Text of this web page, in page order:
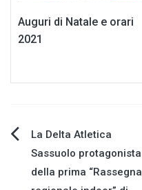
Auguri di Natale e orari
2021
Navigazione
articoli
La Delta Atletica
Sassuolo protagonista
della prima “Rassegna